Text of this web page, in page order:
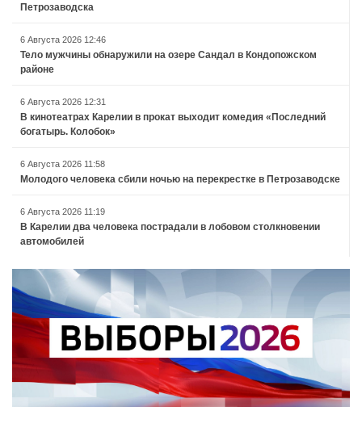
Петрозаводска
6 Августа 2026 12:46
Тело мужчины обнаружили на озере Сандал в Кондопожском
районе
6 Августа 2026 12:31
В кинотеатрах Карелии в прокат выходит комедия «Последний
богатырь. Колобок»
6 Августа 2026 11:58
Молодого человека сбили ночью на перекрестке в Петрозаводске
6 Августа 2026 11:19
В Карелии два человека пострадали в лобовом столкновении
автомобилей